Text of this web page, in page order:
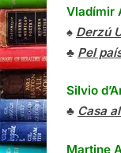
Vladímir
♠ Derzú
♣ Pel
Silvio
♣ Casa
Martine